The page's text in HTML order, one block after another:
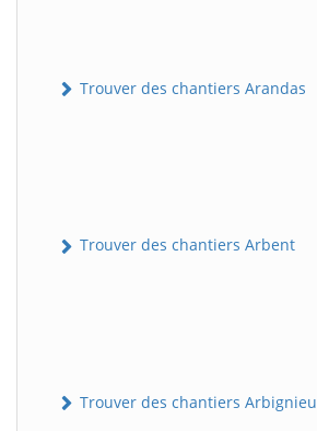
Trouver des chantiers Arandas
Trouver des chantiers Arbent
Trouver des chantiers Arbignieu